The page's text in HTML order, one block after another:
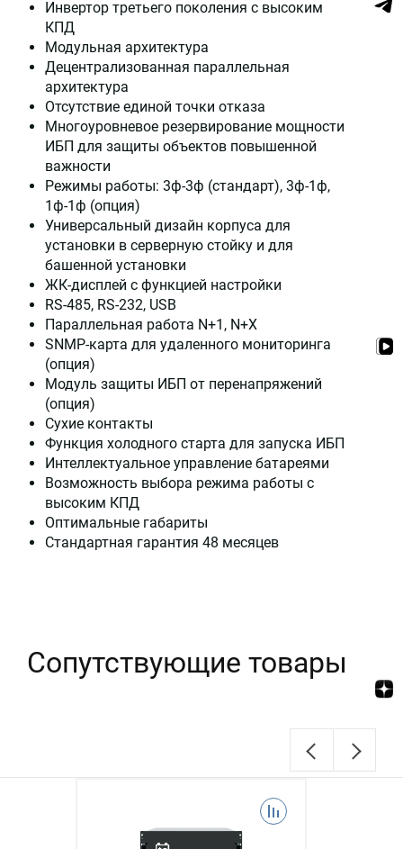
Инвертор третьего поколения с высоким
КПД
Модульная архитектура
Децентрализованная параллельная
архитектура
Отсутствие единой точки отказа
Многоуровневое резервирование мощности
ИБП для защиты объектов повышенной
важности
Режимы работы: 3ф-3ф (стандарт), 3ф-1ф,
1ф-1ф (опция)
Универсальный дизайн корпуса для
установки в серверную стойку и для
башенной установки
ЖК-дисплей с функцией настройки
RS-485, RS-232, USB
Параллельная работа N+1, N+X
SNMP-карта для удаленного мониторинга
(опция)
Модуль защиты ИБП от перенапряжений
(опция)
Сухие контакты
Функция холодного старта для запуска ИБП
Интеллектуальное управление батареями
Возможность выбора режима работы с
высоким КПД
Оптимальные габариты
Стандартная гарантия 48 месяцев
Сопутствующие товары